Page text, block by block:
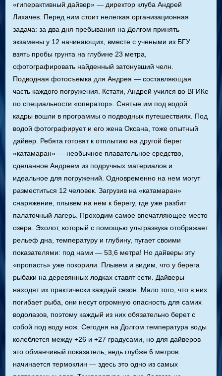
«гиперактивный дайвер» — директор клуба Андрей
Лихачев. Перед ним стоит нелегкая организационная
задача: за два дня пребывания на Долгом принять
экзамены у 12 начинающих, вместе с учеными из БГУ
взять пробы грунта на глубине 23 метра,
сфотографировать найденный затонувший челн.
Подводная фотосъемка для Андрея — составляющая
часть каждого погружения. Кстати, Андрей учился во ВГИКе
по специальности «оператор». Снятые им под водой
кадры вошли в программы о подводных путешествиях. Под
водой фотографирует и его жена Оксана, тоже опытный
дайвер. Ребята готовят к отплытию на другой берег
«катамаран» — необычное плавательное средство,
сделанное Андреем из подручных материалов и
идеальное для погружений. Одновременно на нем могут
разместиться 12 человек. Загрузив на «катамаран»
снаряжение, плывем на нем к берегу, где уже разбит
палаточный лагерь. Проходим самое впечатляющее место
озера. Эхолот, который с помощью ультразвука отображает
рельеф дна, температуру и глубину, пугает своими
показателями: под нами — 53,6 метра! Но дайверы эту
«пропасть» уже покорили. Плывем и видим, что у берега
рыбаки на деревянных лодках ставят сети. Дайверы
находят их практически каждый сезон. Мало того, что в них
погибает рыба, они несут огромную опасность для самих
водолазов, поэтому каждый из них обязательно берет с
собой под воду нож. Сегодня на Долгом температура воды
колеблется между +26 и +27 градусами, но для дайверов
это обманчивый показатель, ведь глубже 6 метров
начинается термоклин — здесь это одно из самых